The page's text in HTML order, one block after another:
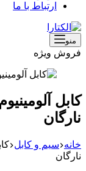
ارتباط با ما
منو
فروش ویژه
نارگان
خانه سیم و کابل
نارگان